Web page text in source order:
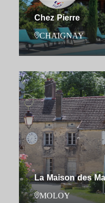
Chez Pierre
CHAIGNAY
La Maison des
MOLOY